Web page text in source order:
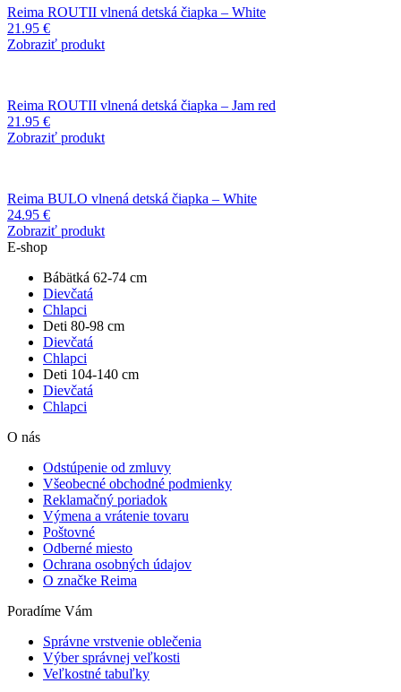
Reima ROUTII vlnená detská čiapka – White
21.95 €
Zobraziť produkt
Reima ROUTII vlnená detská čiapka – Jam red
21.95 €
Zobraziť produkt
Reima BULO vlnená detská čiapka – White
24.95 €
Zobraziť produkt
E-shop
Bábätká 62-74 cm
Dievčatá
Chlapci
Deti 80-98 cm
Dievčatá
Chlapci
Deti 104-140 cm
Dievčatá
Chlapci
O nás
Odstúpenie od zmluvy
Všeobecné obchodné podmienky
Reklamačný poriadok
Výmena a vrátenie tovaru
Poštovné
Odberné miesto
Ochrana osobných údajov
O značke Reima
Poradíme Vám
Správne vrstvenie oblečenia
Výber správnej veľkosti
Veľkostné tabuľky